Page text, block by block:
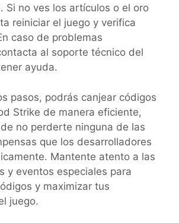
Si no ves los artículos o el oro
reiniciar el juego y verifica
caso de problemas
al soporte técnico del
ayuda.
pasos, podrás canjear códigos
Strike de manera eficiente,
no perderte ninguna de las
que los desarrolladores
Mantente atento a las
y eventos especiales para
y maximizar tus
juego.